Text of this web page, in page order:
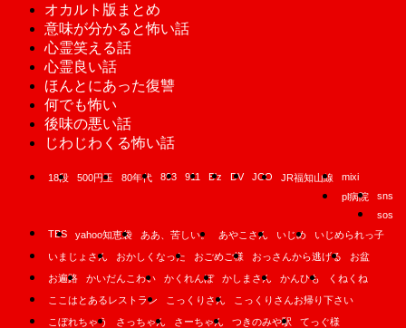
オカルト版まとめ
意味が分かると怖い話
心霊笑える話
心霊良い話
ほんとにあった復讐
何でも怖い
後味の悪い話
じわじわくる怖い話
18段 500円玉 80年代 893 911 B'z DV JCO JR福知山線
mixi
pl病院
sns
sos
TBS
yahoo知恵袋 ああ、苦しい。 あやこさん いじめ
いじめられっ子
いまじょさん
おかしくなった おごめご様 おっさんから逃げる
お盆
お遍路
かいだんこわい かくれんぼ かしまさん かんひも
くねくね
ここはとあるレストラン
こっくりさん
こっくりさんお帰り下さい
こぼれちゃう
さっちゃん さーちゃん つきのみや駅
てっぐ様